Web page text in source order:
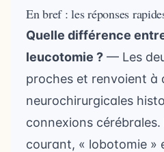
En bref : les réponses
Quelle différence
leucotomie ? — Les
proches et renvoient à
neurochirurgicales
connexions cérébrales.
courant, « lobotomie »